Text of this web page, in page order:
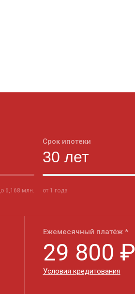
6,168 млн.
Срок ипотеки
от 1 года
Ежемесячный платёж *
29 800 ₽
Условия кредитования